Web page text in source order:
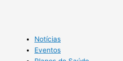
Notícias
Eventos